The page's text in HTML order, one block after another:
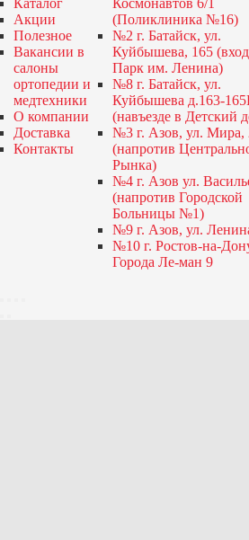
Каталог
Акции
Полезное
Вакансии в
салоны
ортопедии и
медтехники
О компании
Доставка
Контакты
Космонавтов 6/1
(Поликлиника №16)
№2 г. Батайск, ул.
Куйбышева, 165
Парк им. Ленина)
№8 г. Батайск, ул.
Куйбышева д.163-
(навъезде в Детский
№3 г. Азов, ул. Мира,
(напротив
Рынка)
№4 г. Азов ул.
(напротив Городской
Больницы №1)
№9 г. Азов, ул.
№10 г. Ростов-на-
Города Ле-ман 9